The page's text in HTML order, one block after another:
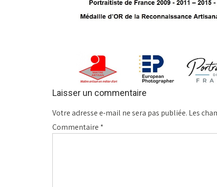
Laisser un commentaire
Votre adresse e-mail ne sera pas publiée. Les
Commentaire *